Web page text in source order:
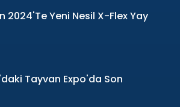
2024'te Yeni Nesil X-Flex Yay
Tayvan Expo'da Son